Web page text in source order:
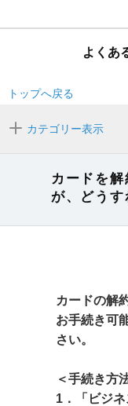
よくあ
トップへ戻る
カテゴリー表示
カードを
が、どうす
カードの解
お手続き可
さい。
＜手続き方
1．「ビジ